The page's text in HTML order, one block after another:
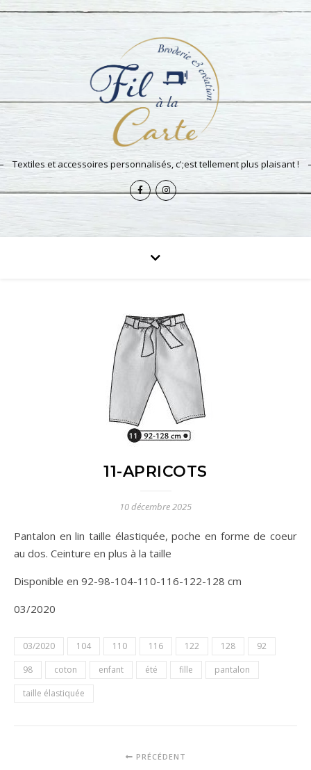
Textiles et accessoires personnalisés, c';est tellement plus plaisant !
11-APRICOTS
10 décembre 2025
Pantalon en lin taille élastiquée, poche en forme de coeur
au dos. Ceinture en plus à la taille
Disponible en 92-98-104-110-116-122-128 cm
03/2020
03/2020 104 110 116 122 128
92
98
coton enfant été fille
pantalon
taille élastiquée
PRÉCÉDENT